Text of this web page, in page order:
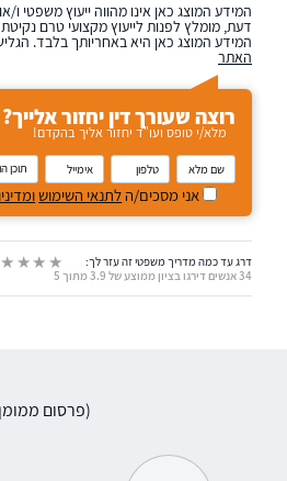
המידע המוצג כאן אינו מהווה ייעוץ משפטי
דעת, מומלץ לפנות לייעוץ מקצועי טרם
המידע המוצג כאן היא באחריותך בלבד.
האתר
רוצה שעורך דין יחזור אלייך?
מלא/י טופס ועו"ד יחזור אליך בהקדם!
נא
להזין
שם
מלא
טלפון אימייל תוכן
הודעה אני מסכים/הלתנאי השימוש
דרג עד כמה מדריך משפטי זה עזר לך:
34 אנשים דירגו בציון ממוצע של 3.9 מתוך 5
(פרסום